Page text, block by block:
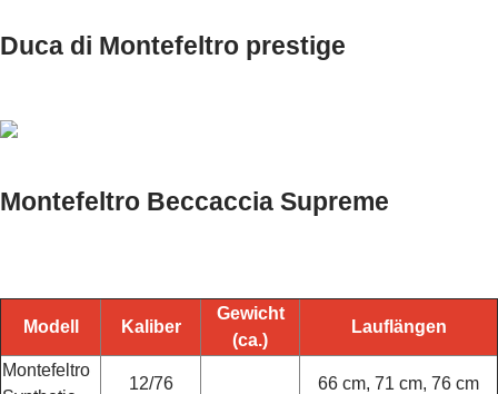
Duca di Montefeltro prestige
Montefeltro Beccaccia Supreme
Modell Kaliber
Gewicht
(ca.)
Lauflängen
Montefeltro
12/76 66 cm, 71 cm, 76 cm